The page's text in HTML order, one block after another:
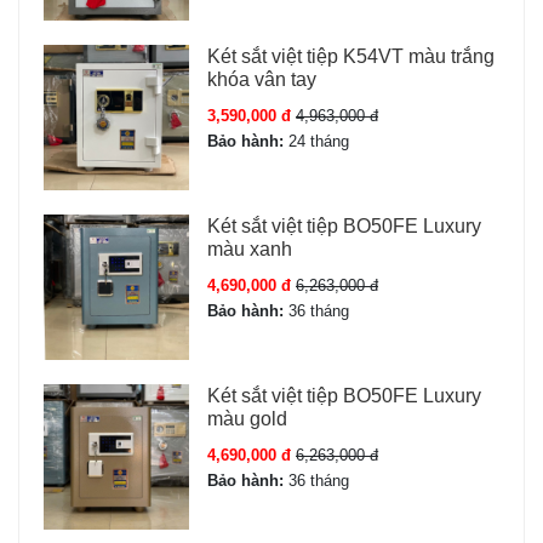
Bảo hành
Màu sắc
Thân Ðen Cánh Vàng(Có
sẵn), Thân Nâu Cánh
Vàng(Có sẵn), Cánh Ðỏ,
Tình trạng
Mới 100% – nguyên đai
nguyên kiện - bảo hành
online chính hãng
Nguồn 04 pin AA (pin tiểu 1.5V)
Cấu tạo Két sắt Welko HS25AC khóa
điện tử
Két sắt việt tiệp K54VT màu trắng
khóa vân tay
3,590,000 đ 4,963,000 đ
Bảo hành: 24 tháng
Két sắt việt tiệp BO50FE Luxury
màu xanh
4,690,000 đ 6,263,000 đ
Bảo hành: 36 tháng
Két sắt việt tiệp BO50FE Luxury
màu gold
4,690,000 đ 6,263,000 đ
Bảo hành: 36 tháng